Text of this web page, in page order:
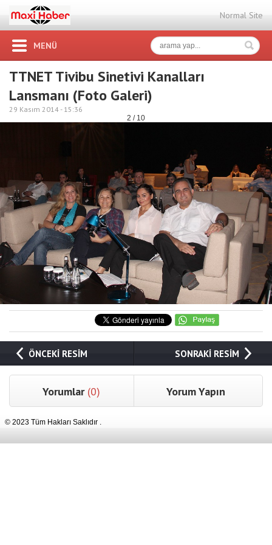
Normal Site
MENÜ
TTNET Tivibu Sinetivi Kanalları
Lansmanı (Foto Galeri)
29 Kasım 2014 - 15:36
2 / 10
ÖNCEKİ RESİM SONRAKİ RESİM
Yorumlar (0) Yorum Yapın
© 2023 Tüm Hakları Saklıdır .